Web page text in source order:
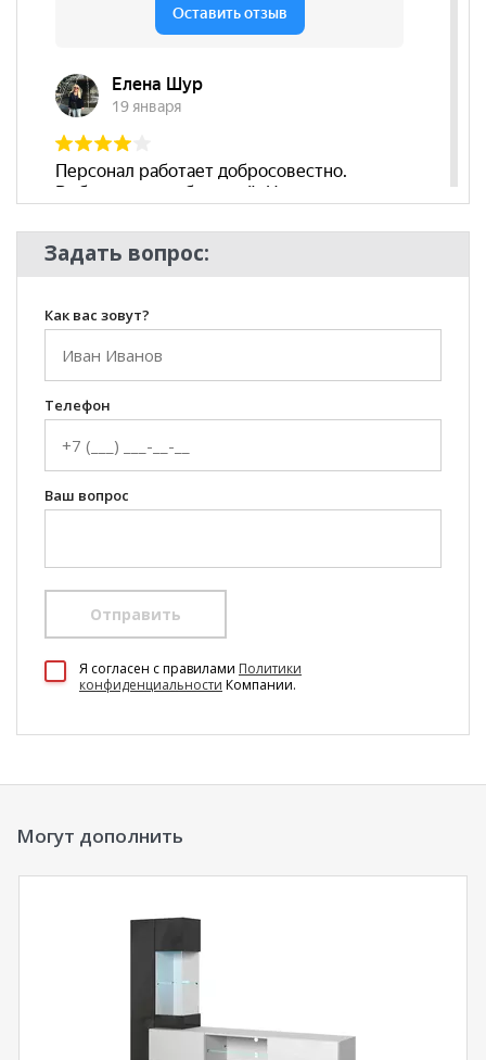
Задать вопрос:
Как вас зовут?
Телефон
Ваш вопрос
Отправить
Я согласен c правилами Политики
конфиденциальности Компании.
Могут дополнить